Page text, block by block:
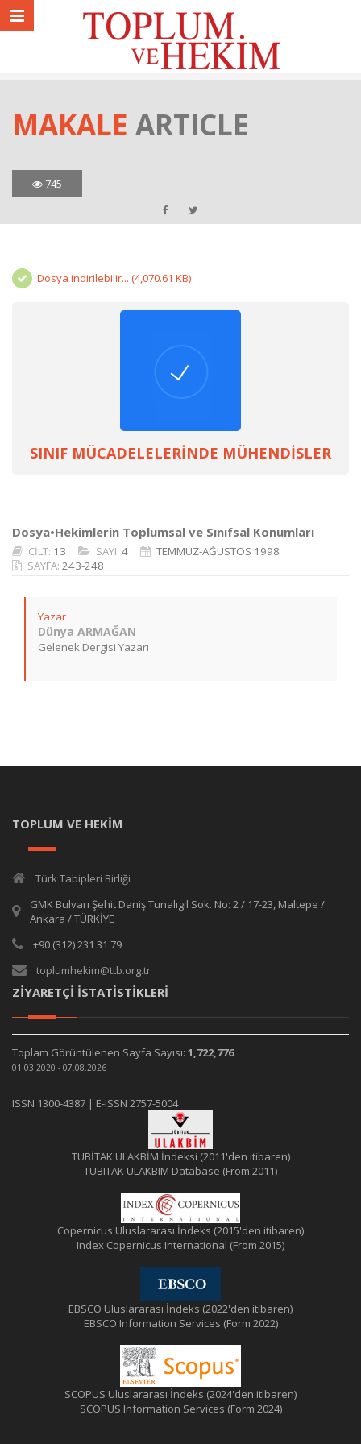
MAKALE ARTICLE
745
Dosya indirilebilir... (4,070.61 KB)
SINIF MÜCADELELERİNDE MÜHENDİSLER
Dosya•Hekimlerin Toplumsal ve Sınıfsal Konumları
CİLT: 13 SAYI: 4
TEMMUZ-AĞUSTOS 1998
SAYFA: 243-248
Yazar
Dünya ARMAĞAN
Gelenek Dergisi Yazarı
TOPLUM VE HEKİM
Türk Tabipleri Birliği
GMK Bulvarı Şehit Daniş Tunalıgil Sok. No: 2 / 17-23, Maltepe /
Ankara / TÜRKİYE
+90 (312) 231 31 79
toplumhekim@ttb.org.tr
ZİYARETÇİ İSTATİSTİKLERİ
Toplam Görüntülenen Sayfa Sayısı: 1,722,776
01.03.2020 - 07.08.2026
ISSN 1300-4387 | E-ISSN 2757-5004
TÜBİTAK ULAKBİM İndeksi (2011'den itibaren)
TUBITAK ULAKBIM Database (From 2011)
Copernicus Uluslararası İndeks (2015'den itibaren)
Index Copernicus International (From 2015)
EBSCO Uluslararası İndeks (2022'den itibaren)
EBSCO Information Services (Form 2022)
SCOPUS Uluslararası İndeks (2024'den itibaren)
SCOPUS Information Services (Form 2024)